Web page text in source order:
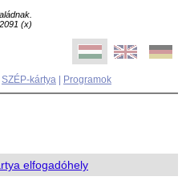
(x)
SZÉP-kártya Programok
elfogadóhely